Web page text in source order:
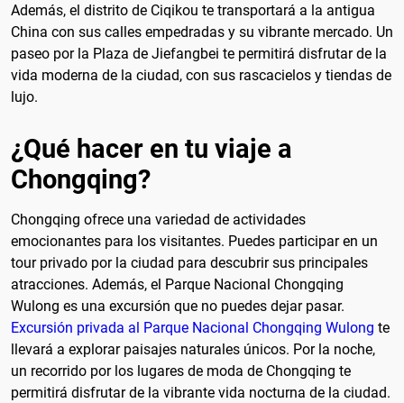
Además, el distrito de Ciqikou te transportará a la antigua
China con sus calles empedradas y su vibrante mercado. Un
paseo por la Plaza de Jiefangbei te permitirá disfrutar de la
vida moderna de la ciudad, con sus rascacielos y tiendas de
lujo.
¿Qué hacer en tu viaje a
Chongqing?
Chongqing ofrece una variedad de actividades
emocionantes para los visitantes. Puedes participar en un
tour privado por la ciudad para descubrir sus principales
atracciones. Además, el Parque Nacional Chongqing
Wulong es una excursión que no puedes dejar pasar.
Excursión privada al Parque Nacional Chongqing Wulong te
llevará a explorar paisajes naturales únicos. Por la noche,
un recorrido por los lugares de moda de Chongqing te
permitirá disfrutar de la vibrante vida nocturna de la ciudad.